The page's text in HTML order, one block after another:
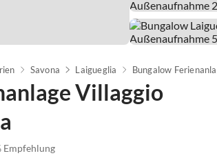
Savona Laigueglia
Villaggio
Empfehlung